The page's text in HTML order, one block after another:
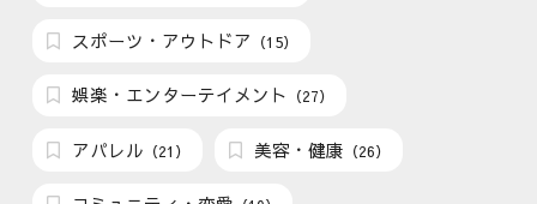
スポーツ・アウトドア （15）
娯楽・エンターテイメント （27）
アパレル （21） 美容・健康 （26）